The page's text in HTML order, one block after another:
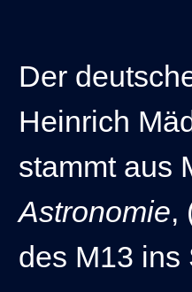
Der
Heinrich
stammt aus
Astronomie,
des M13 ins